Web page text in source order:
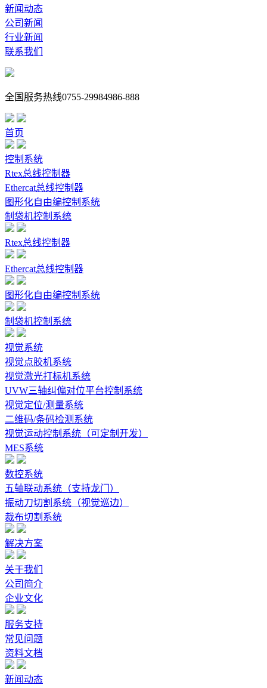
新闻动态
公司新闻
行业新闻
联系我们
全国服务热线0755-29984986-888
首页
控制系统
Rtex总线控制器
Ethercat总线控制器
图形化自由编控制系统
制袋机控制系统
Rtex总线控制器
Ethercat总线控制器
图形化自由编控制系统
制袋机控制系统
视觉系统
视觉点胶机系统
视觉激光打标机系统
UVW三轴纠偏对位平台控制系统
视觉定位/测量系统
二维码/条码检测系统
视觉运动控制系统（可定制开发）
MES系统
数控系统
五轴联动系统（支持龙门）
振动刀切割系统（视觉巡边）
裁布切割系统
解决方案
关于我们
公司简介
企业文化
服务支持
常见问题
资料文档
新闻动态